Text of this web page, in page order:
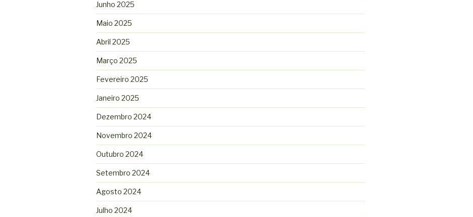
Junho 2025
Maio 2025
Abril 2025
Março 2025
Fevereiro 2025
Janeiro 2025
Dezembro 2024
Novembro 2024
Outubro 2024
Setembro 2024
Agosto 2024
Julho 2024